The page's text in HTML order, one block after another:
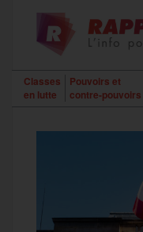
contenu
Classes
en lutte
Pouvoirs et
contre-pouvoirs